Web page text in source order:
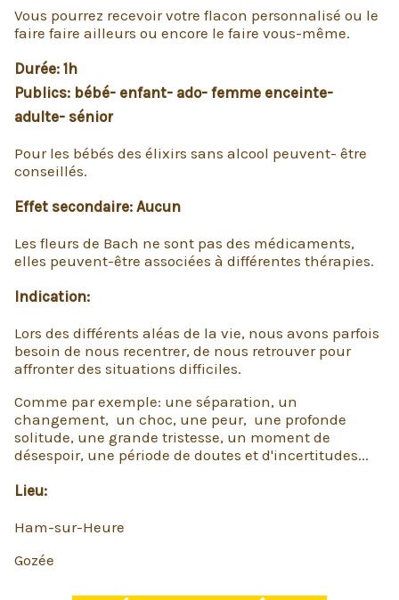
Vous pourrez recevoir votre flacon personnalisé ou le
faire faire ailleurs ou encore le faire vous-même.
Durée: 1h
Publics: bébé- enfant- ado- femme enceinte-
adulte- sénior
Pour les bébés des élixirs sans alcool peuvent- être
conseillés.
Effet secondaire: Aucun
Les fleurs de Bach ne sont pas des médicaments,
elles peuvent-être associées à différentes thérapies.
Indication:
Lors des différents aléas de la vie, nous avons parfois
besoin de nous recentrer, de nous retrouver pour
affronter des situations difficiles.
Comme par exemple: une séparation, un
changement, un choc, une peur, une profonde
solitude, une grande tristesse, un moment de
désespoir, une période de doutes et d'incertitudes...
Lieu:
Ham-sur-Heure
Gozée